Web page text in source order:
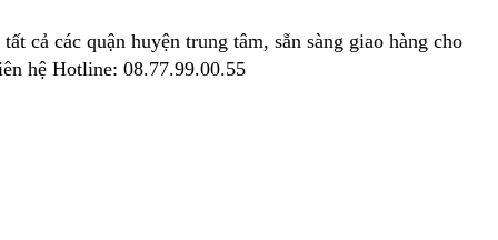
cả các quận huyện trung tâm, sẵn sàng giao hàng cho
hệ Hotline: 08.77.99.00.55